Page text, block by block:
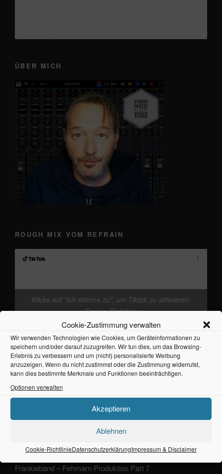
Cookie-Zustimmung verwalten
Wir verwenden Technologien wie Cookies, um Geräteinformationen zu
speichern und/oder darauf zuzugreifen. Wir tun dies, um das Browsing-
Erlebnis zu verbessern und um (nicht) personalisierte Werbung
anzuzeigen. Wenn du nicht zustimmst oder die Zustimmung widerrufst,
kann dies bestimmte Merkmale und Funktionen beeinträchtigen.
Optionen verwalten
Akzeptieren
Ablehnen
Cookie-RichtlinieDatenschutzerklärungImpressum & Disclaimer
ÜBER MICH
ROUGH MIX VOM REFRAIN
@frankiebandneuer Track von mir. mal wieder
Originalton - Frankie
Klicke auf "Ich stimme zu", um Tiktok zu aktivieren
Cookie-Richtlinie
Ich stimme zu
NEUESTE BEITRÄGE
1. August 2026
Frankieband – Fehmarn Produktion Part 7